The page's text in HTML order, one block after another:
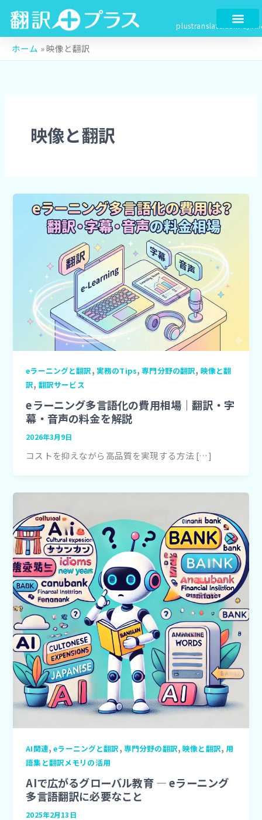
を
plustranslate.comby
ホーム »映像と翻訳
映像と翻訳
eラーニングと翻訳, 実務のTips,専門分野の翻訳, 映像と翻
訳, 翻訳サービス
eラーニング多言語化の費用相場｜翻訳・字
幕・音声の料金を解説
2026年3月9日
コストを抑えながら高品質を実現する方法 […]
AI関連,eラーニングと翻訳, 専門分野の翻訳,映像と翻訳, 用
語集と翻訳メモリの活用
AIで広がるグローバル教育 ― eラーニング
多言語翻訳に必要なこと
2025年2月13日
索